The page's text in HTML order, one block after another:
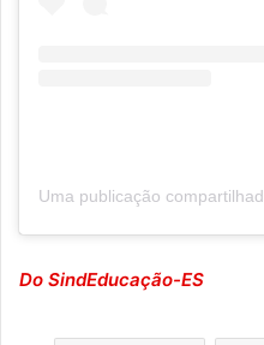
Uma publicação
Do SindEducação-ES